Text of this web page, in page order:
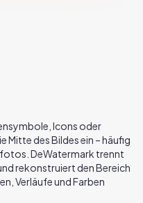
Icons oder
Mitte des Bildes ein – häufig
DeWatermark trennt
rekonstruiert den Bereich
Verläufe und Farben